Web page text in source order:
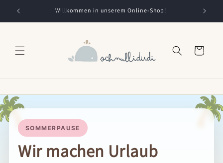
zum
Willkommen in unserem Online-Shop!
Warenkorb
SOMMERPAUSE
Wir machen Urlaub